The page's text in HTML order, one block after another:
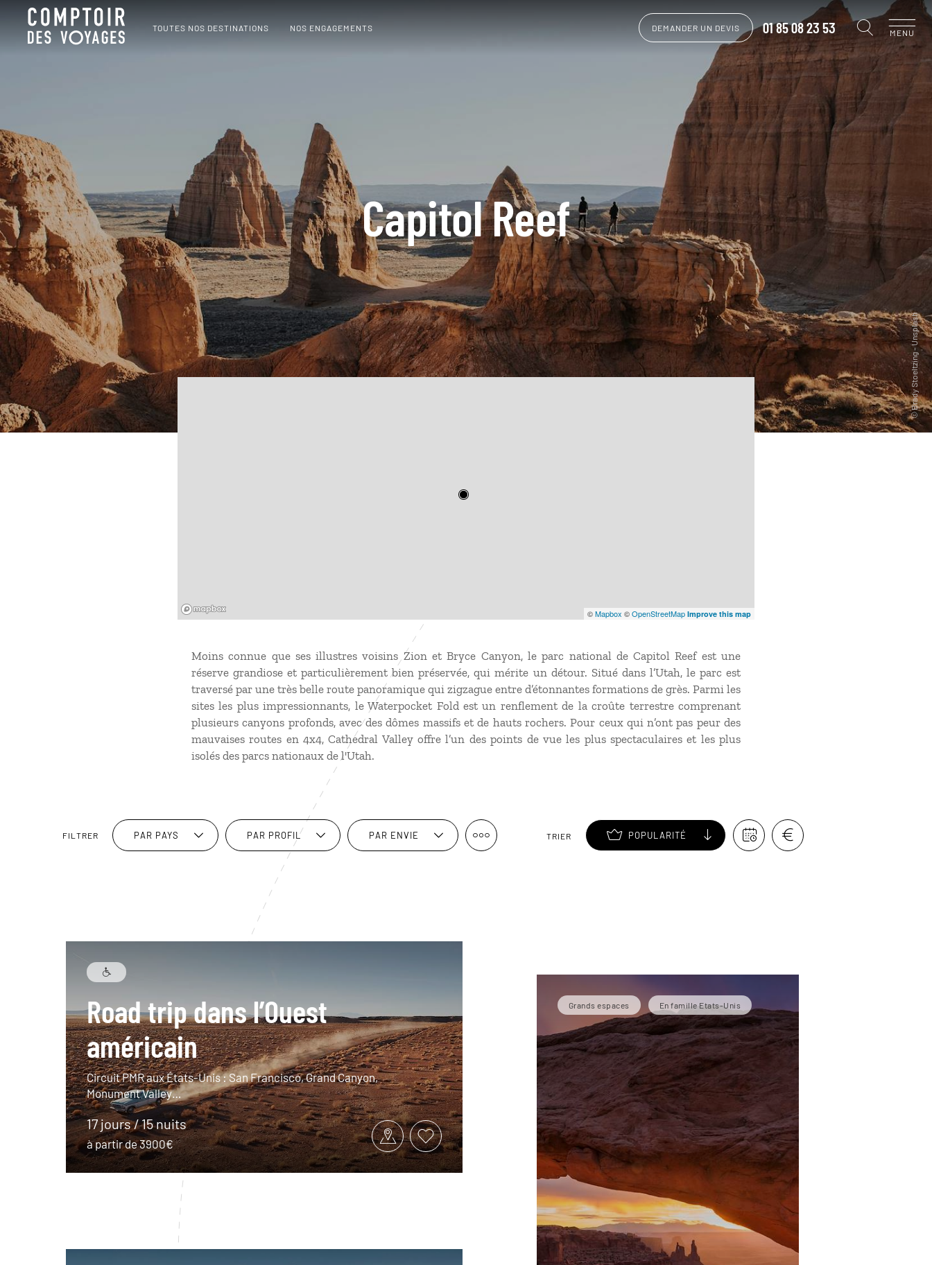
TOUTES NOS DESTINATIONS NOS ENGAGEMENTS DEMANDER UN DEVIS 01 85 08 23 53 MENU
Capitol Reef
©Mapbox ©OpenStreetMap Improve this map
Moins connue que ses illustres voisins Zion et Bryce Canyon, le parc national de Capitol Reef est une
réserve grandiose et particulièrement bien préservée, qui mérite un détour. Situé dans l’Utah, le parc est
traversé par une très belle route panoramique qui zigzague entre d’étonnantes formations de grès. Parmi les
sites les plus impressionnants, le Waterpocket Fold est un renflement de la croûte terrestre comprenant
plusieurs canyons profonds, avec des dômes massifs et de hauts rochers. Pour ceux qui n’ont pas peur des
mauvaises routes en 4x4, Cathedral Valley offre l’un des points de vue les plus spectaculaires et les plus
isolés des parcs nationaux de l'Utah.
FILTRER PAR PAYS PAR PROFIL PAR ENVIE TRIER POPULARITÉ
Road trip dans l’Ouest
américain
Circuit PMR aux États-Unis : San Francisco, Grand Canyon,
Monument Valley…
17 jours / 15 nuits
à partir de 3900€
Grands espaces En famille Etats-Unis